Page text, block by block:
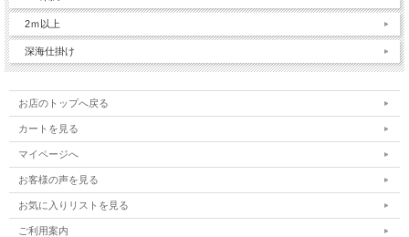
2ｍ以上
深海仕掛け
お店のトップへ戻る
カートを見る
マイページへ
お客様の声を見る
お気に入りリストを見る
ご利用案内